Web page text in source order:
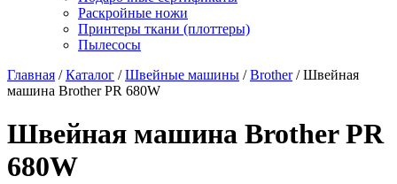
Раскройные ножи
Принтеры ткани (плоттеры)
Пылесосы
Главная /Каталог /Швейные машины /Brother/Швейная
машина Brother PR 680W
Швейная машина Brother PR
680W